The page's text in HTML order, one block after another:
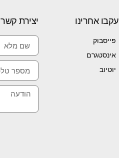
עקבו אחרינו
פייסבוק
אינסטגרם
יוטיוב
יצירת קשר